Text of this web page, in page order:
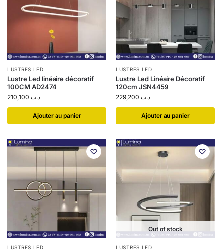
LUSTRES LED
Lustre Led linéaire décoratif
100CM AD2474
د.ت
Ajouter au panier
LUSTRES LED
Lustre Led Linéaire Décoratif
120cm JSN4459
د.ت
Ajouter au panier
LUSTRES LED
Out of stock
LUSTRES LED